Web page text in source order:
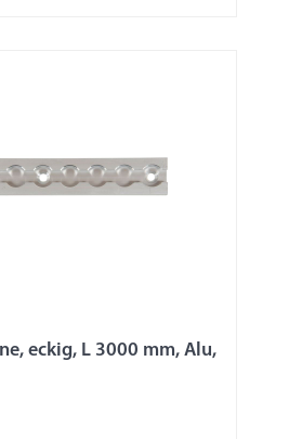
eckig, L 3000 mm, Alu,